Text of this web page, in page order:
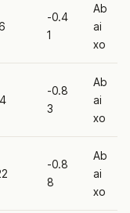
-0.4
1
Ab
ai
xo
-0.8
3
Ab
ai
xo
-0.8
8
Ab
ai
xo